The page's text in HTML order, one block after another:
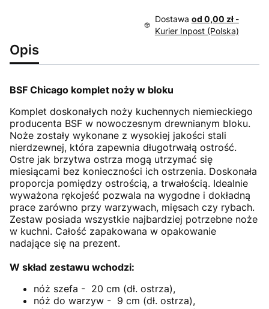
Dostawa od 0,00 zł -
Kurier Inpost (Polska)
Opis
BSF Chicago komplet noży w bloku
Komplet doskonałych noży kuchennych niemieckiego
producenta BSF w nowoczesnym drewnianym bloku.
Noże zostały wykonane z wysokiej jakości stali
nierdzewnej, która zapewnia długotrwałą ostrość.
Ostre jak brzytwa ostrza mogą utrzymać się
miesiącami bez konieczności ich ostrzenia. Doskonała
proporcja pomiędzy ostrością, a trwałością. Idealnie
wyważona rękojeść pozwala na wygodne i dokładną
prace zarówno przy warzywach, mięsach czy rybach.
Zestaw posiada wszystkie najbardziej potrzebne noże
w kuchni. Całość zapakowana w opakowanie
nadające się na prezent.
W skład zestawu wchodzi:
nóż szefa - 20 cm (dł. ostrza),
nóż do warzyw - 9 cm (dł. ostrza),